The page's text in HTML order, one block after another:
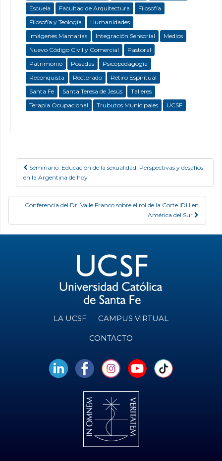
Escuela
Facultad de Arquitectura
Filosofía
Filosofía y Teología
Humanidades
Imágenes Mamarias
Integración Sensorial
Medios
Nuevo Código Civil y Comercial
Pastoral
Patrimonio
Posadas
Psicopedagogía
Reconquista
Rectorado
Retiro Espiritual
Santa Fe
Santa Teresa de Jesús
Talleres
Terapia Ocupacional
Trubutos Municipales UCSF
Post navigation
Seminario: Educación de la sexualidad. Perspectivas y desafíos
en la Argentina de hoy
Conferencia del Dr. Valle Franco sobre el rol de la Corte IDH en
América del Sur
LA UCSF CAMPUS VIRTUAL
CONTACTO